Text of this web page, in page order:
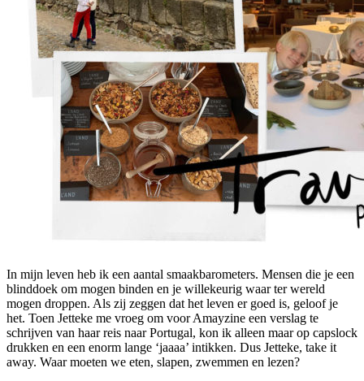
In mijn leven heb ik een aantal smaakbarometers. Mensen die je een
blinddoek om mogen binden en je willekeurig waar ter wereld
mogen droppen. Als zij zeggen dat het leven er goed is, geloof je
het. Toen Jetteke me vroeg om voor Amayzine een verslag te
schrijven van haar reis naar Portugal, kon ik alleen maar op capslock
drukken en een enorm lange ‘jaaaa’ intikken. Dus Jetteke, take it
away. Waar moeten we eten, slapen, zwemmen en lezen?